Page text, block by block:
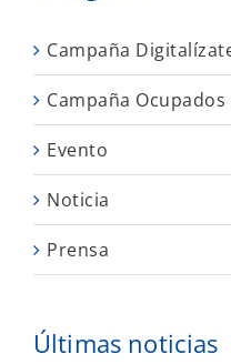
Campaña
Campaña Ocupados
Evento
Noticia
Prensa
Últimas noticias